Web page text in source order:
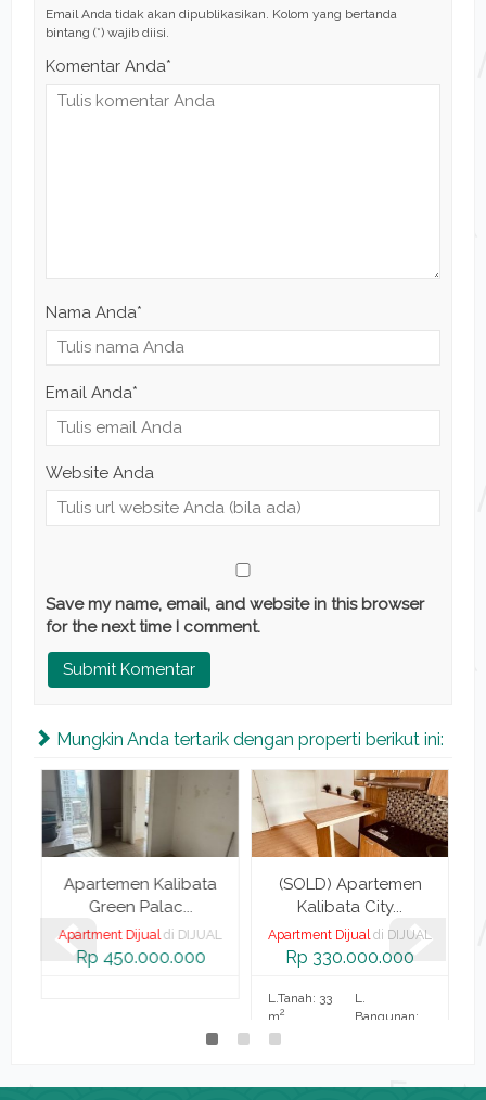
Email Anda tidak akan dipublikasikan. Kolom yang bertanda
bintang (*) wajib diisi.
Komentar Anda*
Nama Anda*
Email Anda*
Website Anda
Save my name, email, and website in this browser
for the next time I comment.
Mungkin Anda tertarik dengan properti berikut ini:
Apartemen Kalibata
Green Palac...
Apartment Dijual di DIJUAL
Rp 450.000.000
(SOLD) Apartemen
Kalibata City...
Apartment Dijual di DIJUAL
Rp 330.000.000
L.Tanah: 33
m2
L.
Bangunan: